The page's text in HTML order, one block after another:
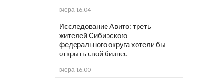
вчера 16:04
Исследование Авито: треть
жителей Сибирского
федерального округа хотели бы
открыть свой бизнес
вчера 16:00